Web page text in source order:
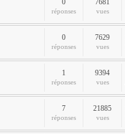
0
réponses
7681
vues
0
réponses
7629
vues
1
réponses
9394
vues
7
réponses
21885
vues